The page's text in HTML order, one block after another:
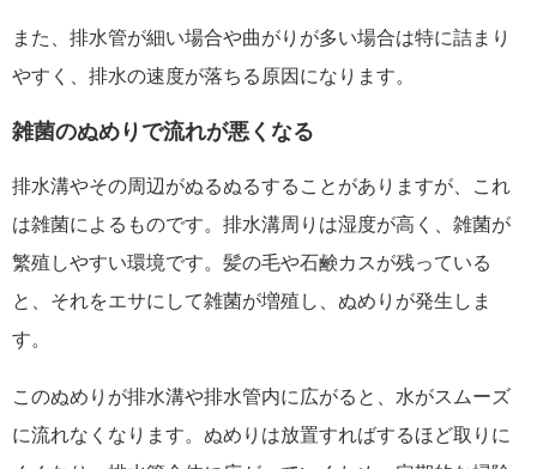
また、排水管が細い場合や曲がりが多い場合は特に詰まり
やすく、排水の速度が落ちる原因になります。
雑菌のぬめりで流れが悪くなる
排水溝やその周辺がぬるぬるすることがありますが、これ
は雑菌によるものです。排水溝周りは湿度が高く、雑菌が
繁殖しやすい環境です。髪の毛や石鹸カスが残っている
と、それをエサにして雑菌が増殖し、ぬめりが発生しま
す。
このぬめりが排水溝や排水管内に広がると、水がスムーズ
に流れなくなります。ぬめりは放置すればするほど取りに